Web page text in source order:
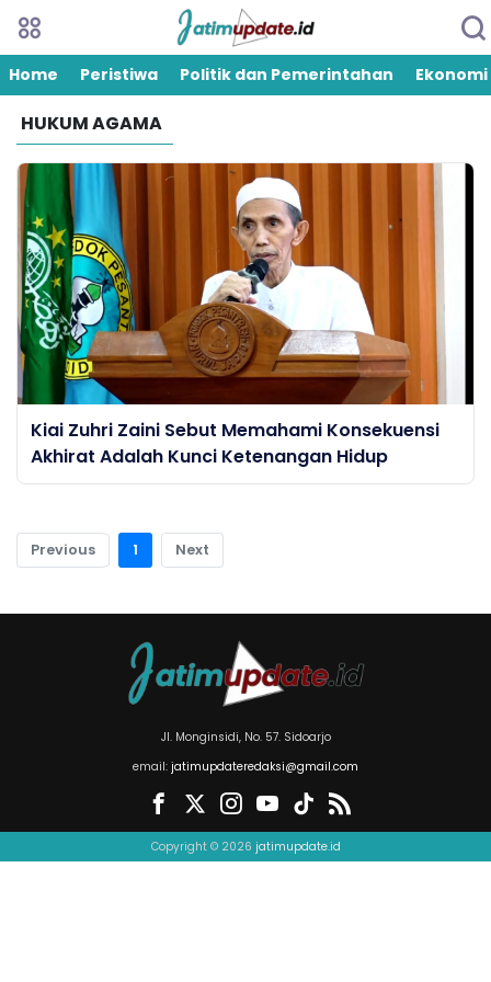
Home Peristiwa Politik dan Pemerintahan Ekonomi
HUKUM AGAMA
Kiai Zuhri Zaini Sebut Memahami Konsekuensi
Akhirat Adalah Kunci Ketenangan Hidup
Previous 1 Next
Jl. Monginsidi, No. 57. Sidoarjo
email: jatimupdateredaksi@gmail.com
Copyright © 2026 jatimupdate.id